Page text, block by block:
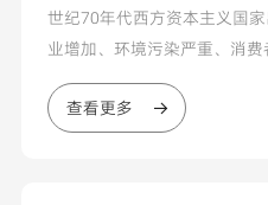
世纪70年代西方资本主义国
业增加、环境污染严重、消
1971年，杰拉尔德.蔡尔曼和
查看更多